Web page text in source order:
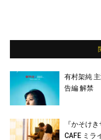
有村架純
告編 解禁
『かそけ
CAFE ミラ